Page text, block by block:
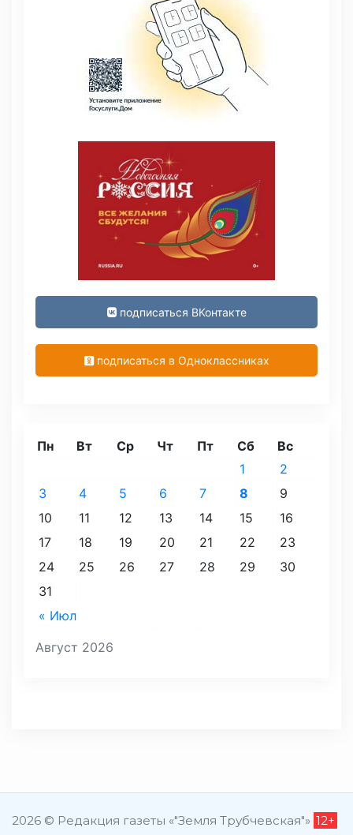
подписаться ВКонтакте
подписаться в Одноклассниках
Август 2026
Пн Вт Ср Чт Пт Сб Вс
« Июл
1
2
3
4 5 6 7 8
9
10
11 12 13 14 15
16
17
18 19 20 21 22
23
24
25 26 27 28 29
30
31
2026 © Редакция газеты «"Земля Трубчевская"» 12+